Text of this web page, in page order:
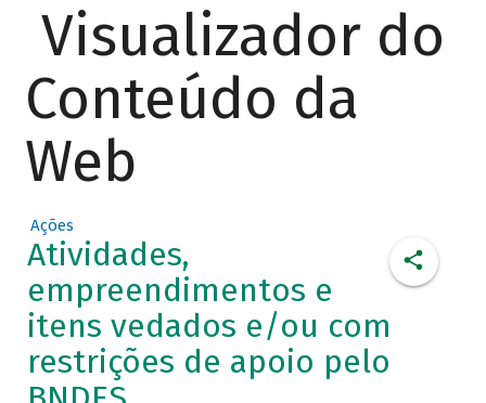
Visualizador do
Conteúdo da
Web
Ações
Atividades,
empreendimentos e
itens vedados e/ou com
restrições de apoio pelo